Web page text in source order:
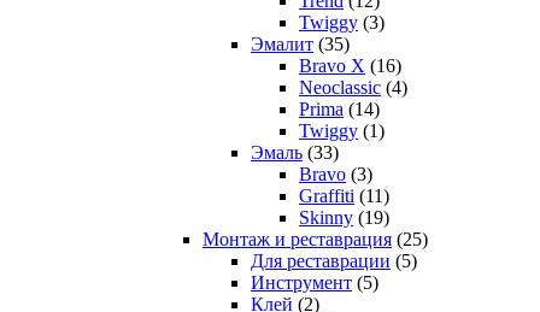
Twiggy (3)
Эмалит (35)
Bravo X (16)
Neoclassic (4)
Prima (14)
Twiggy (1)
Эмаль (33)
Bravo (3)
Graffiti (11)
Skinny (19)
Монтаж и реставрация (25)
Для реставрации (5)
Инструмент (5)
Клей (2)